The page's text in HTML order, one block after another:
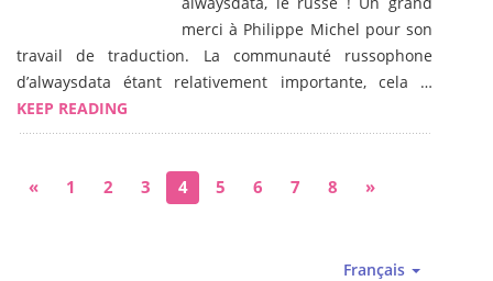
merci à Philippe Michel pour son
travail de traduction. La communauté russophone
d’alwaysdata étant relativement importante, cela …
KEEP READING
« 1 2 3 4 5 6 7 8 »
Français